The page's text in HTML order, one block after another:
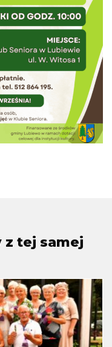
z tej samej